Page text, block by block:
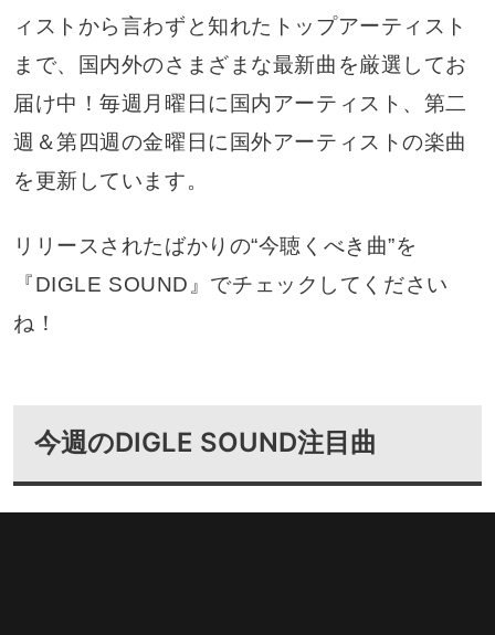
ィストから言わずと知れたトップアーティスト
まで、国内外のさまざまな最新曲を厳選してお
届け中！毎週月曜日に国内アーティスト、第二
週＆第四週の金曜日に国外アーティストの楽曲
を更新しています。
リリースされたばかりの“今聴くべき曲”を
『DIGLE SOUND』でチェックしてください
ね！
今週のDIGLE SOUND注目曲